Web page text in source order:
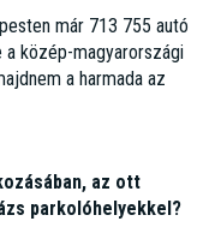
már 713 755 autó
közép-magyarországi
a harmada az
az ott
parkolóhelyekkel?